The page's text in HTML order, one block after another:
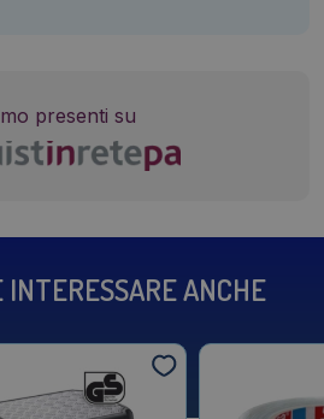
presenti su
ANCHE